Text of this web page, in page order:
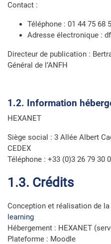
Contact :
Téléphone : 01 44 75 68
Adresse électronique :
Directeur de publication :
Général de l’ANFH
1.2. Information
HEXANET
Siège social : 3 Allée Albert
CEDEX
Téléphone : +33 (0)3 26 79 30
1.3. Crédits
Conception et réalisation de
learning
Hébergement : HEXANET
Plateforme : Moodle